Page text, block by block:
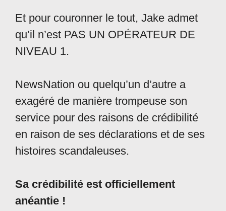
Et pour couronner le tout, Jake admet
qu’il n’est PAS UN OPÉRATEUR DE
NIVEAU 1.
NewsNation ou quelqu’un d’autre a
exagéré de manière trompeuse son
service pour des raisons de crédibilité
en raison de ses déclarations et de ses
histoires scandaleuses.
Sa crédibilité est officiellement
anéantie !